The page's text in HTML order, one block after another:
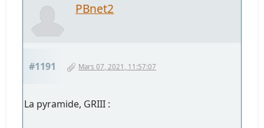
PBnet2
#1191 Mars 07, 2021, 11:57:07
La pyramide, GRIII :